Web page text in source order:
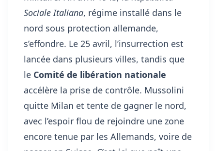
Sociale Italiana, régime installé dans le
nord sous protection allemande,
s’effondre. Le 25 avril, l’insurrection est
lancée dans plusieurs villes, tandis que
le Comité de libération nationale
accélère la prise de contrôle. Mussolini
quitte Milan et tente de gagner le nord,
avec l’espoir flou de rejoindre une zone
encore tenue par les Allemands, voire de